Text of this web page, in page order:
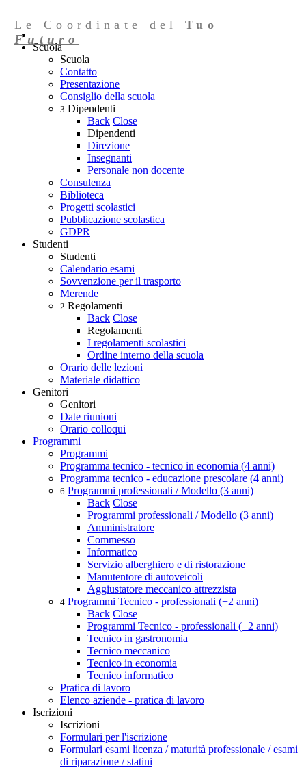
Le Coordinate delTuo
Futuro
Scuola
Scuola
Contatto
Presentazione
Consiglio della scuola
3 Dipendenti
Back Close
Dipendenti
Direzione
Insegnanti
Personale non docente
Consulenza
Biblioteca
Progetti scolastici
Pubblicazione scolastica
GDPR
Studenti
Studenti
Calendario esami
Sovvenzione per il trasporto
Merende
2 Regolamenti
Back Close
Regolamenti
I regolamenti scolastici
Ordine interno della scuola
Orario delle lezioni
Materiale didattico
Genitori
Genitori
Date riunioni
Orario colloqui
Programmi
Programmi
Programma tecnico - tecnico in economia (4 anni)
Programma tecnico - educazione prescolare (4 anni)
6 Programmi professionali / Modello (3 anni)
Back Close
Programmi professionali / Modello (3 anni)
Amministratore
Commesso
Informatico
Servizio alberghiero e di ristorazione
Manutentore di autoveicoli
Aggiustatore meccanico attrezzista
4 Programmi Tecnico - professionali (+2 anni)
Back Close
Programmi Tecnico - professionali (+2 anni)
Tecnico in gastronomia
Tecnico meccanico
Tecnico in economia
Tecnico informatico
Pratica di lavoro
Elenco aziende - pratica di lavoro
Iscrizioni
Iscrizioni
Formulari per l'iscrizione
Formulari esami licenza / maturità professionale / esami
di riparazione / statini